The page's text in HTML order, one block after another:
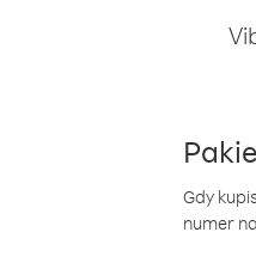
Gdy
numer